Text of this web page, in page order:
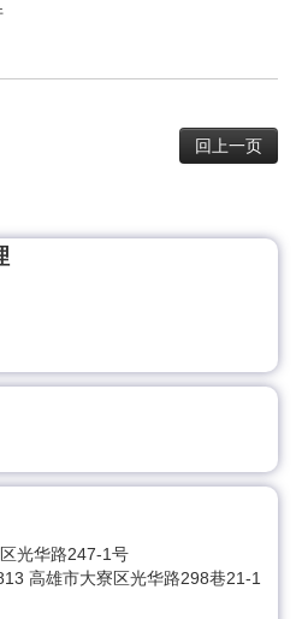
回上一页
光华路24​​7-1号
高雄市大寮区光华路298巷21-1